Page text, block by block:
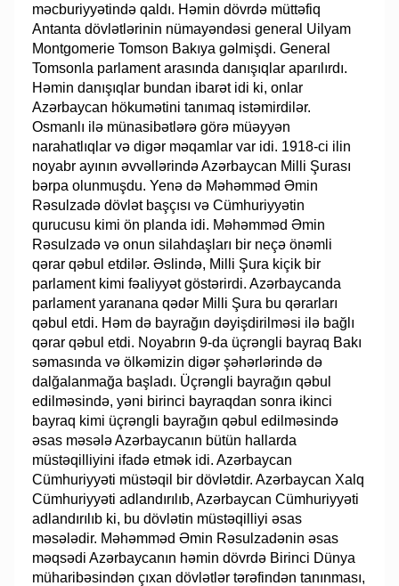
məcburiyyətində qaldı. Həmin dövrdə müttəfiq
Antanta dövlətlərinin nümayəndəsi general Uilyam
Montgomerie Tomson Bakıya gəlmişdi. General
Tomsonla parlament arasında danışıqlar aparılırdı.
Həmin danışıqlar bundan ibarət idi ki, onlar
Azərbaycan hökumətini tanımaq istəmirdilər.
Osmanlı ilə münasibətlərə görə müəyyən
narahatlıqlar və digər məqamlar var idi. 1918-ci ilin
noyabr ayının əvvəllərində Azərbaycan Milli Şurası
bərpa olunmuşdu. Yenə də Məhəmməd Əmin
Rəsulzadə dövlət başçısı və Cümhuriyyətin
qurucusu kimi ön planda idi. Məhəmməd Əmin
Rəsulzadə və onun silahdaşları bir neçə önəmli
qərar qəbul etdilər. Əslində, Milli Şura kiçik bir
parlament kimi fəaliyyət göstərirdi. Azərbaycanda
parlament yaranana qədər Milli Şura bu qərarları
qəbul etdi. Həm də bayrağın dəyişdirilməsi ilə bağlı
qərar qəbul etdi. Noyabrın 9-da üçrəngli bayraq Bakı
səmasında və ölkəmizin digər şəhərlərində də
dalğalanmağa başladı. Üçrəngli bayrağın qəbul
edilməsində, yəni birinci bayraqdan sonra ikinci
bayraq kimi üçrəngli bayrağın qəbul edilməsində
əsas məsələ Azərbaycanın bütün hallarda
müstəqilliyini ifadə etmək idi. Azərbaycan
Cümhuriyyəti müstəqil bir dövlətdir. Azərbaycan Xalq
Cümhuriyyəti adlandırılıb, Azərbaycan Cümhuriyyəti
adlandırılıb ki, bu dövlətin müstəqilliyi əsas
məsələdir. Məhəmməd Əmin Rəsulzadənin əsas
məqsədi Azərbaycanın həmin dövrdə Birinci Dünya
müharibəsindən çıxan dövlətlər tərəfindən tanınması,